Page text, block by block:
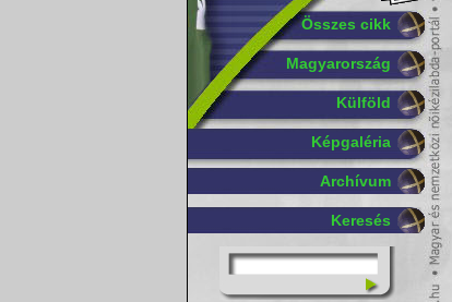
Összes cikk
Magyarország
Külföld
Képgaléria
Archívum
Keresés